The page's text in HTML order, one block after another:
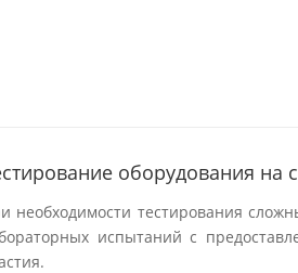
оборудования на
необходимости тестирования
испытаний с